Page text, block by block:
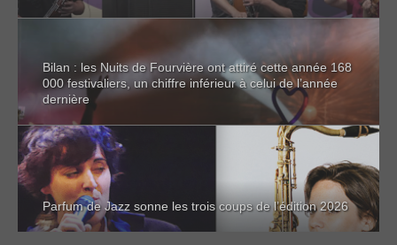
Bilan : les Nuits de Fourvière ont attiré cette année 168
000 festivaliers, un chiffre inférieur à celui de l’année
dernière
Parfum de Jazz sonne les trois coups de l’édition 2026